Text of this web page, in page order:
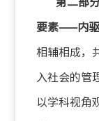
第二部
要素——内
相辅相成，
入社会的管
以学科视角